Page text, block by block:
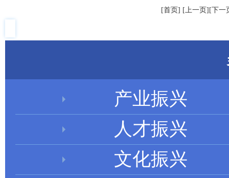
[首页] [上一页][下一
产业振兴
人才振兴
文化振兴